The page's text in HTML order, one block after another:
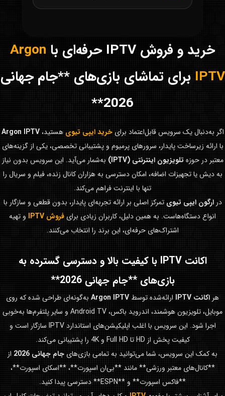
خرید و فروش IPTV حرفه‌ای با
Argon
IPTV برای تماشای بازی‌های **جام جهانی
2026**
اگر به‌دنبال یک سرویس قابل‌اعتماد برایخرید ایپی تیوی هستید،Argon IPTV
با ارائه زیرساخت پایدار، سرورهای پرمیوم و پشتیبانی تخصصی، یکی از گزینه‌های
معتبر در حوزه تلویزیون اینترنتی (IPTV)
به‌شمار می‌آید. این سرویس بدون نیاز
به دیش یا تجهیزات اضافه، امکان دسترسی به هزاران کانال زنده، فیلم و سریال را
تنها با اینترنت فراهم می‌کند.
درارگون ایپی تیوی تمرکز اصلی بر ارائه تجربه‌ای پایدار، بدون قطعی و سازگار با
انواع دستگاه‌هاست. به همین دلیل، کاربران زیادی برای فروش IPTV
و تهیه
اشتراک‌های حرفه‌ای، این برند را انتخاب می‌کنند.
اکانت IPTV با کیفیت بالا و دسترسی گسترده به
بازی‌های **جام جهانی 2026**
هر اکانت IPTV ارائه‌شده توسط Argon IPTV به‌گونه‌ای طراحی شده که روی
موبایل، تلویزیون هوشمند، اندروید باکس، Android TV و سایر پلتفرم‌ها به‌خوبی
اجرا شود. این سرویس با اغلب اپلیکیشن‌های استاندارد IPTV سازگار است و
کیفیت پخش از HD تا Full HD و 4K را پشتیبانی می‌کند.
به کمک این سرویس، شما می‌توانید به تمامی بازی‌های جام جهانی 2026
از
**کانال‌های معتبر ورزشی** مانند **بی‌ان اسپورت**، **اسکای اسپورت**،
**فاکس اسپورت** و **ESPN** دسترسی پیدا کنید.